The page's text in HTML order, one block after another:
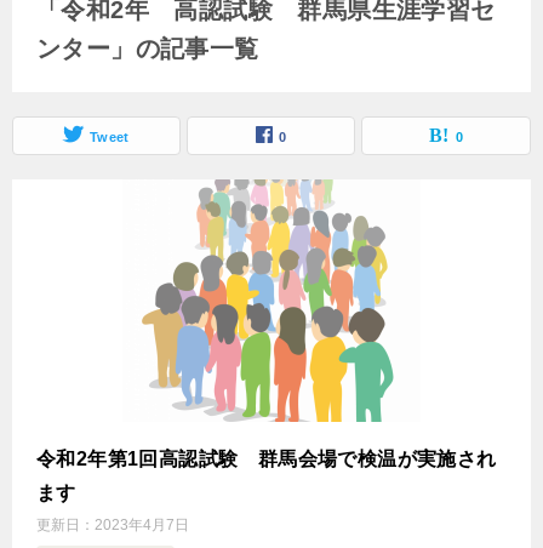
「令和2年 高認試験 群馬県生涯学習セ
ンター」の記事一覧
Tweet 0 0
令和2年第1回高認試験 群馬会場で検温が実施され
ます
更新日： 2023年4月7日